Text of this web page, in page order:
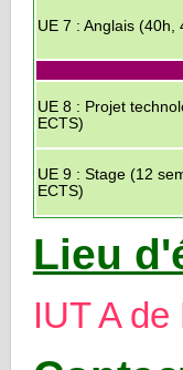
UE 7 : Anglais (40h,
UE 8 : Projet
ECTS)
UE 9 : Stage (12
ECTS)
Lieu
IUT A